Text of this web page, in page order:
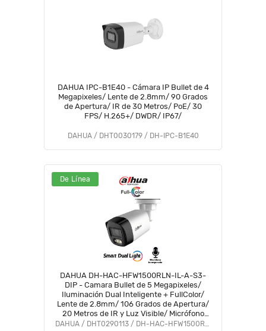
DAHUA IPC-B1E40 - Cámara IP Bullet de 4
Megapixeles/ Lente de 2.8mm/ 90 Grados
de Apertura/ IR de 30 Metros/ PoE/ 30
FPS/ H.265+/ DWDR/ IP67/
DAHUA / DHT0030179 / DH-IPC-B1E40
De Línea
DAHUA DH-HAC-HFW1500RLN-IL-A-S3-
DIP - Camara Bullet de 5 Megapixeles/
Iluminación Dual Inteligente + FullColor/
Lente de 2.8mm/ 106 Grados de Apertura/
20 Metros de IR y Luz Visible/ Micrófono
Integrado/ IP67/ Soporta:
DAHUA / DHT0290113 / DH-HAC-HFW1500RLN-IL-A-S3-DIP